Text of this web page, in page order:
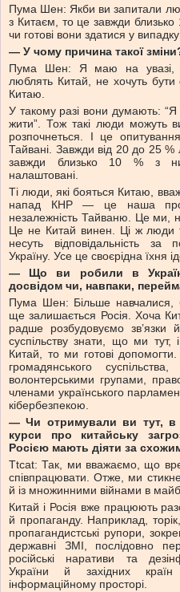
Пума Шен: Якби ви запитали
з Китаєм, то це завжди
чи готові вони здатися у
— У чому причина такої
Пума Шен: Я маю на увазі,
люблять Китай, не хочуть
Китаю.
У такому разі вони думають:
жити”. Тож такі люди можуть
розпочнеться. І це
Тайвані. Завжди від 20 до 25
завжди близько 10 % з
налаштовані.
Ті люди, які бояться Китаю,
напад КНР — це наша
незалежність Тайваню. Це ми,
Це не Китай винен. Ці ж
несуть відповідальність
Україну. Усе це своєрідна їхня
— Що ви робили в
досвідом чи, навпаки,
Пума Шен: Більше навчалися,
ще залишається Росія. Хоча
радше розбудовуємо зв’язки
суспільству знати, що ми
Китай, то ми готові
громадянського
волонтерськими групами,
членами українського
кібербезпекою.
— Чи отримували ви тут, в
курси про китайську
Росією мають діяти за
Ttcat: Так, ми вважаємо, що
співпрацювати. Отже, ми
й із множинними війнами в
Китай і Росія вже працюють
й пропаганду. Наприклад,
пропагандистські рупори,
державні ЗМІ, послідовно
російські наративи та
України й західних
інформаційному просторі.